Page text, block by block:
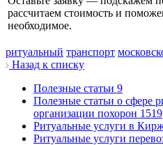
рассчитаем стоимость и
необходимое.
ритуальный транспорт
Назад к списку
Полезные статьи 9
Полезные статьи о сфере
организации похорон 1519
Ритуальные услуги в
Ритуальные услуги